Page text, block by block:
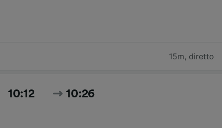
15m, diretto
10:12 10:26